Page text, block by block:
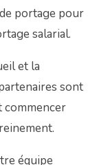
portage pour
salarial.
et la
sont
commencer
équipe